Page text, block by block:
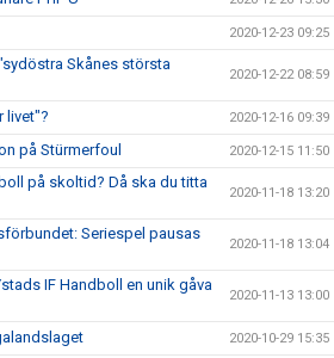
2020-12-23 09:25
Skånes största
2020-12-22 08:59
livet"? 2020-12-16 09:39
på Stürmerfoul 2020-12-15 11:50
på skoltid? Då ska du titta
2020-11-18 13:20
Seriespel pausas
2020-11-18 13:04
IF Handboll en unik gåva
2020-11-13 13:00
2020-10-29 15:35